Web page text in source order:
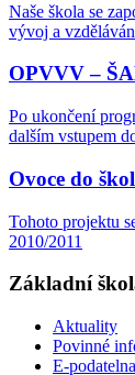
Naše škola se
vývoj a
OPVVV –
Po ukončení
dalším vstupem
Ovoce do škol
Tohoto projektu
2010/2011
Základní
Aktuality
Povinné
E-podatelna